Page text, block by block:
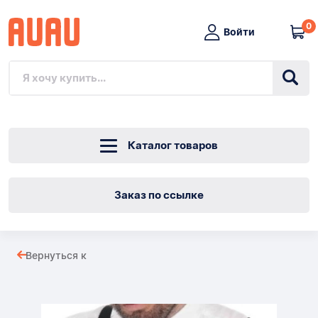
Войти
0
Каталог товаров
Заказ по ссылке
Вернуться к